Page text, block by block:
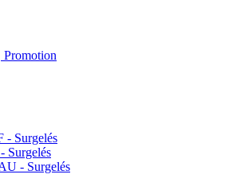
Promotion
- Surgelés
Surgelés
- Surgelés